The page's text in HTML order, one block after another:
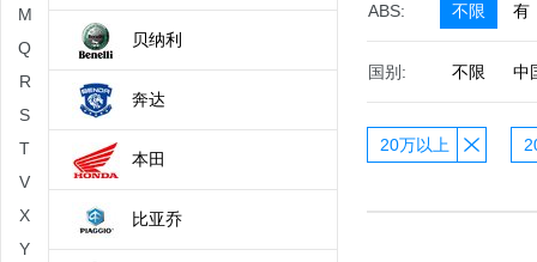
M
Q
R
S
T
V
X
Y
贝纳利
奔达
本田
比亚乔
ABS: 不限 有
国别: 不限 中
20万以上